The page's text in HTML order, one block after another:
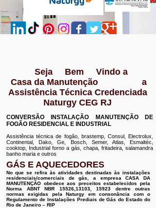
Seja Bem Vindo a
Casa da Manutenção a
Assistência Técnica Credenciada
Naturgy CEG RJ
CONVERSÃO INSTALAÇÃO MANUTENÇÃO DE
FOGÃO RESIDENCIAL E INDUSTRIAL
Assistência técnica de fogão, brastemp, Consul, Electrolux,
Continental, Dako, Ge, Bosch, Semer, Atlas, Esmaltéc,
cooktop, Industrial forno a gás, chapa, fritadeira, salamandra
banho maria e outros
GÁS E AQUECEDORES
No que se refira às atividades destinadas às instalações
residenciais/comerciais de gás, a empresa CASA DA
MANUTENÇÃO obedece aos preceitos estabelecidos pela
Norma ABNT NBR 15526,13103, 15923 dentre outras
normas exigidas pela Naturgy em consonância com o
Regulamento de Instalações Prediais de Gás do Estado do
Rio de Janeiro – RIP